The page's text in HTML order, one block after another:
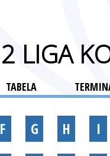
2 LIGA
TABELA
F G H
I